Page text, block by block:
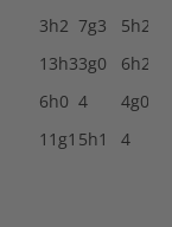
3h2 7g3
5h2
13h33g0
6h2½
6h0 4
4g0
11g1 5h1
4